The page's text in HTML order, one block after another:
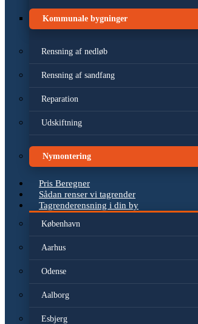
Kommunale bygninger
Rensning af nedløb
Rensning af sandfang
Reparation
Udskiftning
Nymontering
Pris Beregner
Sådan renser vi tagrender
Tagrenderensning i din by
København
Aarhus
Odense
Aalborg
Esbjerg